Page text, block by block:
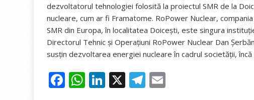
dezvoltatorul tehnologiei folosită la proiectul SMR de la
nucleare, cum ar fi Framatome. RoPower Nuclear,
SMR din Europa, în localitatea Doicești, este singura
Directorul Tehnic și Operațiuni RoPower Nuclear Dan
susțin dezvoltarea energiei nucleare în cadrul societății, încă
F W Li X T